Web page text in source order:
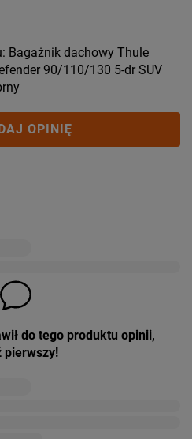
Bagażnik dachowy Thule
90/110/130 5-dr SUV
OPINIĘ
do tego produktu opinii,
pierwszy!